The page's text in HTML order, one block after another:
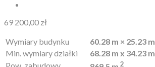
69 200,00 zł
Wymiary budynku
60.28 m × 25.23 m
Min. wymiary działki
68.28 m x 34.23 m
2